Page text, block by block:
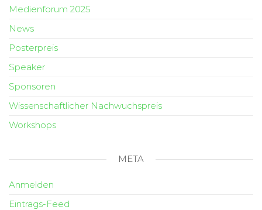
Medienforum 2025
News
Posterpreis
Speaker
Sponsoren
Wissenschaftlicher Nachwuchspreis
Workshops
META
Anmelden
Eintrags-Feed